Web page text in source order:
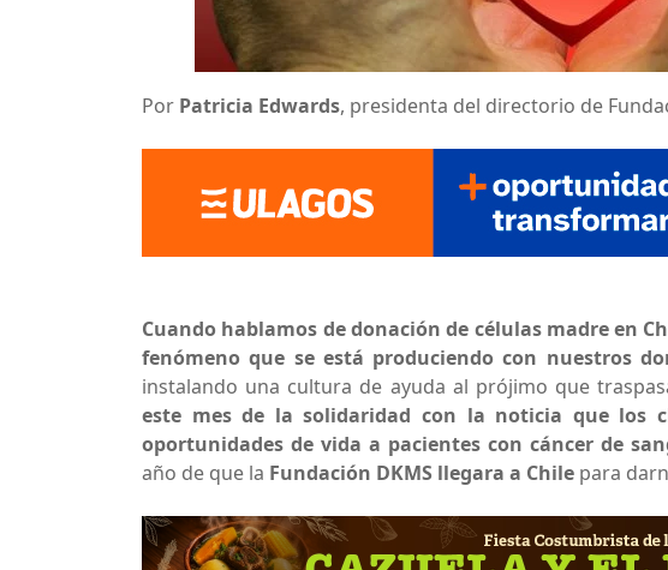
Por Patricia Edwards, presidenta del directorio de
Cuando hablamos de donación de células madre en
fenómeno que se está produciendo con nuestros
instalando una cultura de ayuda al prójimo que
este mes de la solidaridad con la noticia que los
oportunidades de vida a pacientes con cáncer de
año de que la Fundación DKMS llegara a Chile para